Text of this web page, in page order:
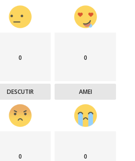
0
DESCUTIR
0
AMEI
0 0